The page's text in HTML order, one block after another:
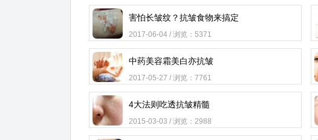
害怕长皱纹？抗皱食物来搞定
2017-06-04 / 浏览：5371
中药美容霜美白亦抗皱
2017-05-27 / 浏览：7761
4大法则吃透抗皱精髓
2015-03-03 / 浏览：2988